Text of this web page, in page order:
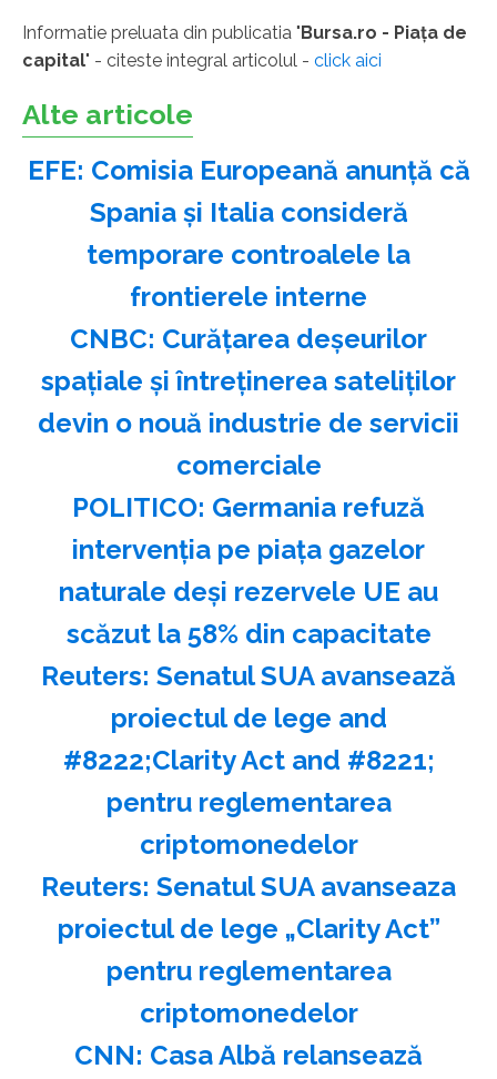
Informatie preluata din publicatia "Bursa.ro - Piaţa de
capital" - citeste integral articolul - click aici
Alte articole
EFE: Comisia Europeană anunţă că
Spania şi Italia consideră
temporare controalele la
frontierele interne
CNBC: Curăţarea deşeurilor
spaţiale şi întreţinerea sateliţilor
devin o nouă industrie de servicii
comerciale
POLITICO: Germania refuză
intervenţia pe piaţa gazelor
naturale deşi rezervele UE au
scăzut la 58% din capacitate
Reuters: Senatul SUA avansează
proiectul de lege and
#8222;Clarity Act and #8221;
pentru reglementarea
criptomonedelor
Reuters: Senatul SUA avanseaza
proiectul de lege „Clarity Act”
pentru reglementarea
criptomonedelor
CNN: Casa Albă relansează